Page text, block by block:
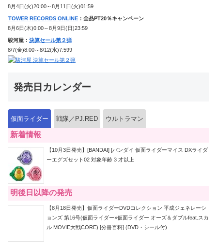
8月4日(火)20:00～8月11日(火)01:59
TOWER RECORDS ONLINE ：全品PT20％キャンペーン
8月6日(木)0:00～8月9日(日)23:59
駿河屋： 決算セール第２弾
8/7(金)8:00～8/12(水)7:599
発売日カレンダー
仮面ライダー 戦隊／PJ.RED ウルトラマン
新着情報
【10月3日発売】[BANDAI] [バンダイ 仮面ライダーマイス DXライダ
ーエグズセット02 対象年齢 3 才以上
明後日以降の発売
【8月18日発売】仮面ライダーDVDコレクション 平成ジェネレーシ
ョンズ 第16号(仮面ライダー×仮面ライダー オーズ＆ダブルfeat.スカ
ル MOVIE大戦CORE) [分冊百科] (DVD・シール付)